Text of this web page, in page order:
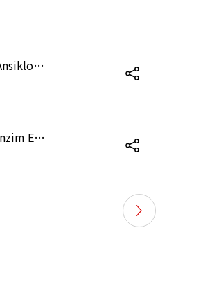
İstanbul Ansiklopedisi
Henüz Tanzim Edilmemiş